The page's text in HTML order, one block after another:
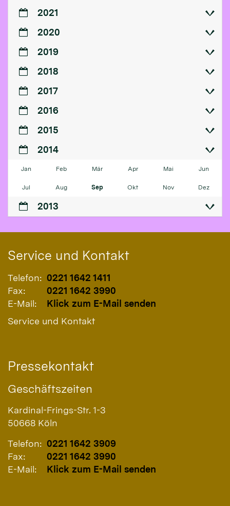
2021
2020
2019
2018
2017
2016
2015
2014
Jan Feb Mär Apr Mai Jun
Jul Aug Sep Okt Nov Dez
2013
Service und Kontakt
Telefon: 0221 1642 1411
Fax:
0221 1642 3990
E-Mail:
Klick zum E-Mail senden
Service und Kontakt
Pressekontakt
Geschäftszeiten
Kardinal-Frings-Str. 1-3
50668 Köln
Telefon: 0221 1642 3909
Fax:
0221 1642 3990
E-Mail:
Klick zum E-Mail senden